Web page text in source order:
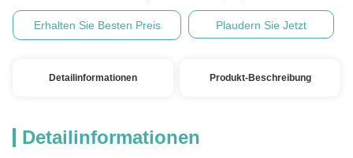
Erhalten Sie Besten Preis Plaudern Sie Jetzt
Detailinformationen Produkt-Beschreibung
Detailinformationen